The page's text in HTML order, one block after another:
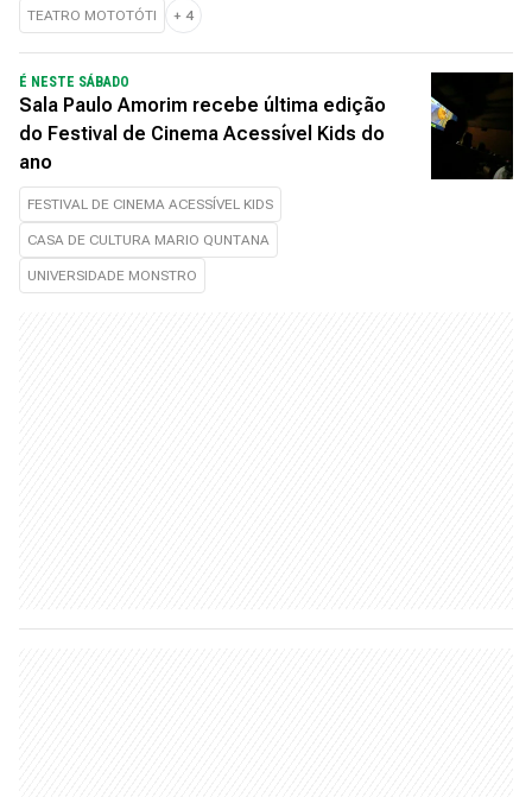
TEATRO MOTOTÓTI + 4
É NESTE SÁBADO
Sala Paulo Amorim recebe última edição
do Festival de Cinema Acessível Kids do
ano
FESTIVAL DE CINEMA ACESSÍVEL KIDS
CASA DE CULTURA MARIO QUNTANA
UNIVERSIDADE MONSTRO